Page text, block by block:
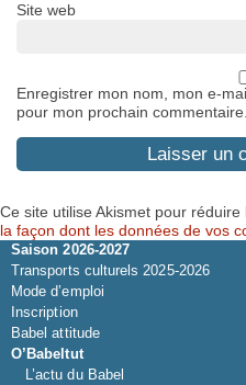
Site web
Enregistrer mon nom, mon e-
pour mon prochain commentaire.
Ce site utilise Akismet pour réduire
la façon dont les données de vos
Saison 2026-2027
Transports culturels 2025-2026
Mode d’emploi
Inscription
Babel attitude
O’Babeltut
L’actu du Babel